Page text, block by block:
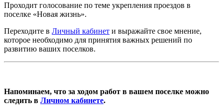
Проходит голосование по теме укрепления проездов в
поселке «Новая жизнь».
Переходите в Личный кабинет и выражайте свое мнение,
которое необходимо для принятия важных решений по
развитию ваших поселков.
Напоминаем, что за ходом работ в вашем поселке можно
следить в Личном кабинете.